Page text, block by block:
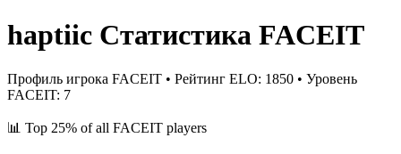
haptiic Статистика FACEIT
Профиль игрока FACEIT • Рейтинг ELO: 1850 • Уровень
FACEIT: 7
📊 Top 25% of all FACEIT players